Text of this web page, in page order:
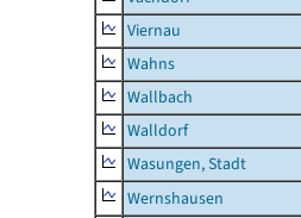
Viernau
Wahns
Wallbach
Walldorf
Wasungen, Stadt
Wernshausen